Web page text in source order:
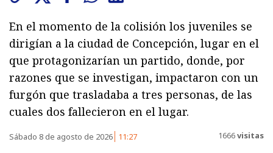
En el momento de la colisión los juveniles se
dirigían a la ciudad de Concepción, lugar en el
que protagonizarían un partido, donde, por
razones que se investigan, impactaron con un
furgón que trasladaba a tres personas, de las
cuales dos fallecieron en el lugar.
Sábado 8 de agosto de 2026 11:27 1666visitas